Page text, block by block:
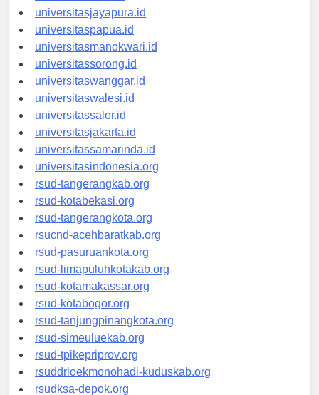
universitassofifi.id
universitasjayapura.id
universitaspapua.id
universitasmanokwari.id
universitassorong.id
universitaswanggar.id
universitaswalesi.id
universitassalor.id
universitasjakarta.id
universitassamarinda.id
universitasindonesia.org
rsud-tangerangkab.org
rsud-kotabekasi.org
rsud-tangerangkota.org
rsucnd-acehbaratkab.org
rsud-pasuruankota.org
rsud-limapuluhkotakab.org
rsud-kotamakassar.org
rsud-kotabogor.org
rsud-tanjungpinangkota.org
rsud-simeuluekab.org
rsud-tpikepriprov.org
rsuddrloekmonohadi-kuduskab.org